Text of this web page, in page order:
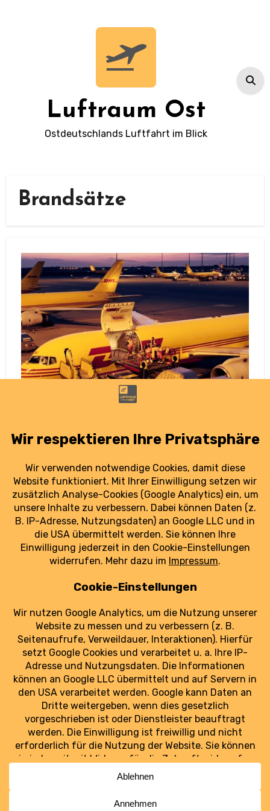
Luftraum Ost
Ostdeutschlands Luftfahrt im Blick
Brandsätze
Nach Paketbränden: ICAO will Sicherheit in
der Luftfracht erhöhen
8. August 2025
Nach den Paketbränden in Leipzig/Halle will die
ICAO die Sicherheitsvorgaben für Luftpost
erhöhen.
weiterlesen
Luftraum Ost
Ostdeutschlands Luftfahrt im Blick